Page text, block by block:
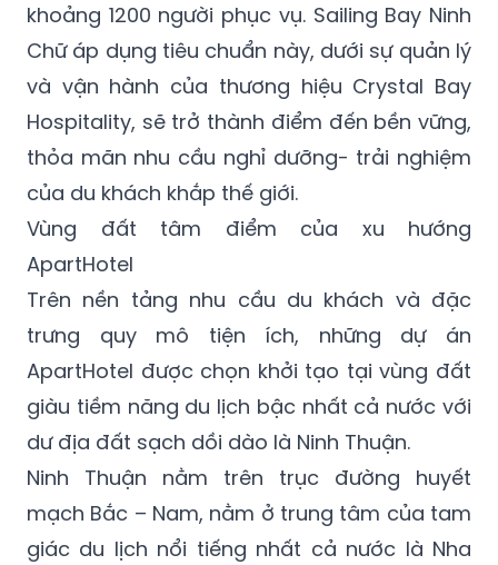
khoảng 1200 người phục vụ. Sailing Bay Ninh
Chữ áp dụng tiêu chuẩn này, dưới sự quản lý
và vận hành của thương hiệu Crystal Bay
Hospitality, sẽ trở thành điểm đến bền vững,
thỏa mãn nhu cầu nghỉ dưỡng- trải nghiệm
của du khách khắp thế giới.
Vùng đất tâm điểm của xu hướng
ApartHotel
Trên nền tảng nhu cầu du khách và đặc
trưng quy mô tiện ích, những dự án
ApartHotel được chọn khởi tạo tại vùng đất
giàu tiềm năng du lịch bậc nhất cả nước với
dư địa đất sạch dồi dào là Ninh Thuận.
Ninh Thuận nằm trên trục đường huyết
mạch Bắc – Nam, nằm ở trung tâm của tam
giác du lịch nổi tiếng nhất cả nước là Nha